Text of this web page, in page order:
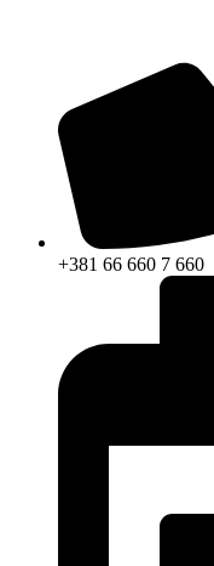
+381 66 660 7 660